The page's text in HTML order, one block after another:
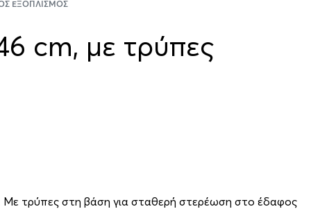
ΕΞΟΠΛΙΣΜΌΣ
cm, με τρύπες
Με τρύπες στη βάση για σταθερή στερέωση στο έδαφος